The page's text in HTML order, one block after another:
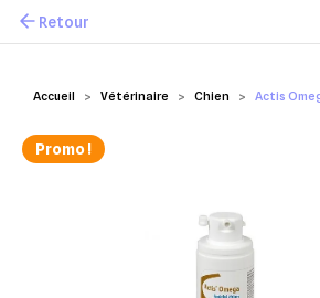
Mes favoris
Accueil Vétérinaire Chien Actis
Retour
Promo !